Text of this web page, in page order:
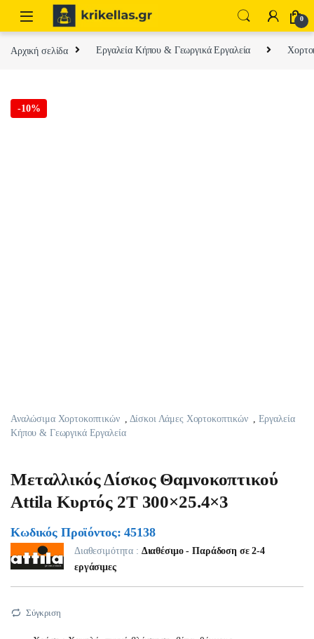
Skip to navigation
Skip to content
0
Αρχική σελίδα Εργαλεία Κήπου & Γεωργικά Εργαλεία
-10%
Αναλώσιμα Χορτοκοπτικών Δίσκοι Λάμες Χορτοκοπτικών
Εργαλεία
Κήπου & Γεωργικά Εργαλεία
Μεταλλικός Δίσκος Θαμνοκοπτικού
Attila Κυρτός 2Τ 300×25.4×3
Κωδικός Προϊόντος: 45138
Διαθεσιμότητα : Διαθέσιμο - Παράδοση σε 2-4
εργάσιμες
Σύγκριση